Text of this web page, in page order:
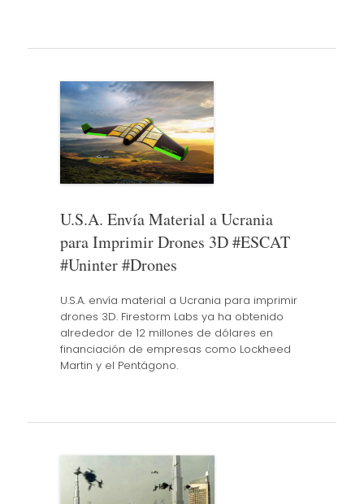
U.S.A. Envía Material a Ucrania
para Imprimir Drones 3D #ESCAT
#Uninter #Drones
U.S.A. envía material a Ucrania para imprimir
drones 3D. Firestorm Labs ya ha obtenido
alrededor de 12 millones de dólares en
financiación de empresas como Lockheed
Martin y el Pentágono.